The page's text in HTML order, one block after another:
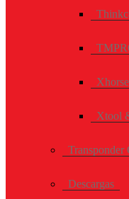
Xhorse
Xtool
Transponder
Descargas